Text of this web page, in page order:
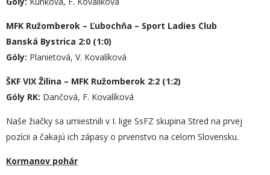
MFK Ružomberok – Ľubochňa – Sport Ladies Club
Banská Bystrica 2:0 (1:0)
Góly: Planietová, V. Kovalíková
ŠKF VIX Žilina – MFK Ružomberok 2:2 (1:2)
Góly RK: Dančová, F. Kovalíková
Naše žiačky sa umiestnili v I. lige SsFZ skupina Stred na prvej
pozícii a čakajú ich zápasy o prvenstvo na celom Slovensku.
Kormanov pohár